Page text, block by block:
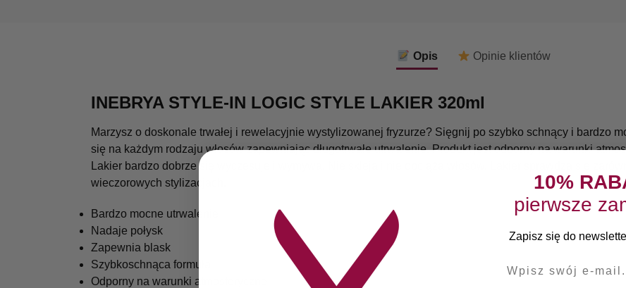
Opis Opinie klientów
INEBRYA STYLE-IN LOGIC STYLE LAKIER 320ml
Marzysz o doskonale trwałej i rewelacyjnie wystylizowanej fryzurze? Sięgnij po szybko schnący i bardzo
się na każdym rodzaju włosów zapewniając długotrwałe utrwalenie. Produkt jest odporny na warunki
Lakier bardzo dobrze się wyczesuje i wymywa. Nie skleja i nie obciąża włosów. Lakier sprawdza się
wieczorowych stylizacjach.
Bardzo mocne utrwalenie
Nadaje połysk
Zapewnia blask
Szybkoschnąca formuła
Odporny na warunki atmosferyczne
10%
pierwsze
Zapisz się do